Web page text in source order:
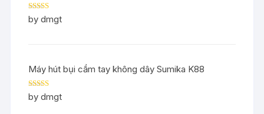
Rated5out
of 5
by dmgt
Máy hút bụi cầm tay không dây Sumika K88
Rated5out
of 5
by dmgt